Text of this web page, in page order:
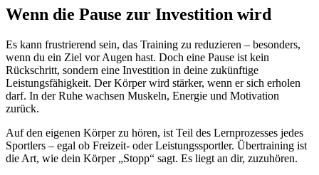
Wenn die Pause zur Investition wird
Es kann frustrierend sein, das Training zu reduzieren – besonders,
wenn du ein Ziel vor Augen hast. Doch eine Pause ist kein
Rückschritt, sondern eine Investition in deine zukünftige
Leistungsfähigkeit. Der Körper wird stärker, wenn er sich erholen
darf. In der Ruhe wachsen Muskeln, Energie und Motivation
zurück.
Auf den eigenen Körper zu hören, ist Teil des Lernprozesses jedes
Sportlers – egal ob Freizeit- oder Leistungssportler. Übertraining ist
die Art, wie dein Körper „Stopp“ sagt. Es liegt an dir, zuzuhören.